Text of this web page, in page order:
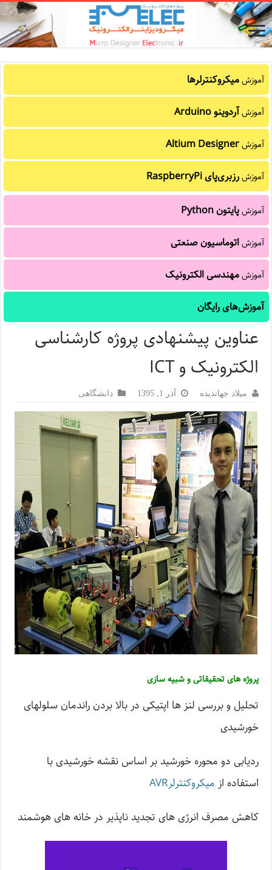
آموزشمیکروکنترلرها
آموزشآردوینو Arduino
آموزشAltium Designer
آموزشرزبری‌پای RaspberryPi
آموزشپایتون Python
آموزشاتوماسیون صنعتی
آموزشمهندسی الکترونیک
آموزش‌های رایگان
عناوین پیشنهادی پروژه کارشناسی
الکترونیک و ICT
میلاد جهاندیده آذر 1, 1395 دانشگاهی
پروژه های تحقیقاتی و شبیه سازی
تحلیل و بررسی لنز ها اپتیکی در بالا بردن راندمان سلولهای
خورشیدی
ردیابی دو محوره خورشید بر اساس نقشه خورشیدی با
استفاده از میکروکنترلرAVR
کاهش مصرف انرژی های تجدید ناپذیر در خانه های هوشمند